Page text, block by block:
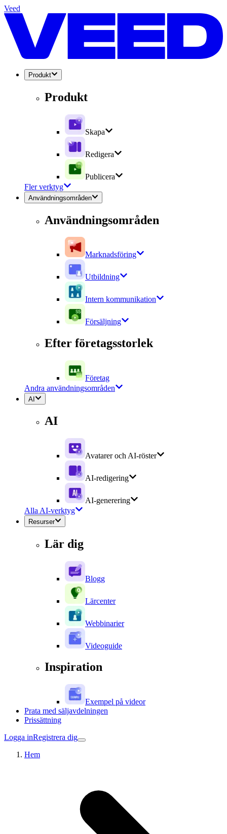
Veed
Produkt
Produkt
Skapa
Redigera
Publicera
Fler verktyg
Användningsområden
Användningsområden
Marknadsföring
Utbildning
Intern kommunikation
Försäljning
Efter företagsstorlek
Företag
Andra användningsområden
AI
AI
Avatarer och AI-röster
AI-redigering
AI-generering
Alla AI-verktyg
Resurser
Lär dig
Blogg
Lärcenter
Webbinarier
Videoguide
Inspiration
Exempel på videor
Prata med säljavdelningen
Prissättning
Logga inRegistrera dig
Hem